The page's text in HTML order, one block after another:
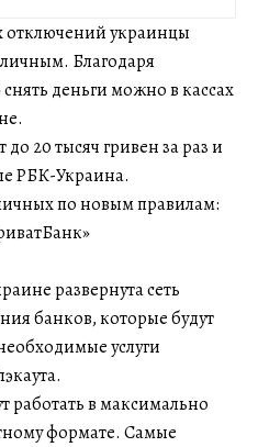
отключений украинцы
Благодаря
деньги можно в кассах
20 тысяч гривен за раз и
РБК-Украина.
по новым правилам:
развернута сеть
банков, которые будут
услуги
работать в максимально
формате. Самые